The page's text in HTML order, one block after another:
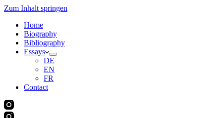
Zum Inhalt springen
Home
Biography
Bibliography
Essays
DE
EN
FR
Contact